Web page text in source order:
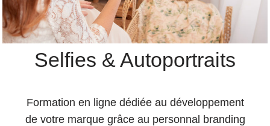
Selfies & Autoportraits
Formation en ligne dédiée au développement
de votre marque grâce au personnal branding